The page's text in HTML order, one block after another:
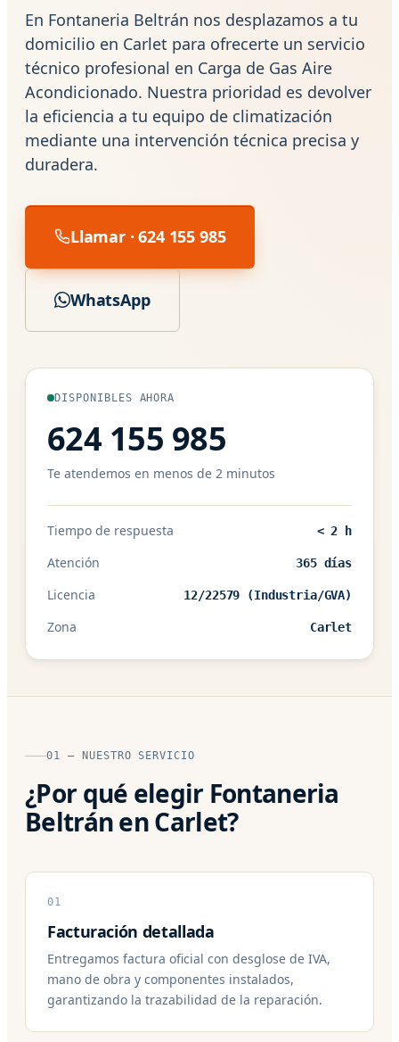
En Fontaneria Beltrán nos desplazamos a tu
domicilio en Carlet para ofrecerte un servicio
técnico profesional en Carga de Gas Aire
Acondicionado. Nuestra prioridad es devolver
la eficiencia a tu equipo de climatización
mediante una intervención técnica precisa y
duradera.
Llamar · 624 155 985
WhatsApp
DISPONIBLES AHORA
624 155 985
Te atendemos en menos de 2 minutos
Tiempo de respuesta < 2 h
Atención 365 días
Licencia 12/22579 (Industria/GVA)
Zona Carlet
01 — NUESTRO SERVICIO
¿Por qué elegir Fontaneria
Beltrán en Carlet?
01
Facturación detallada
Entregamos factura oficial con desglose de IVA,
mano de obra y componentes instalados,
garantizando la trazabilidad de la reparación.